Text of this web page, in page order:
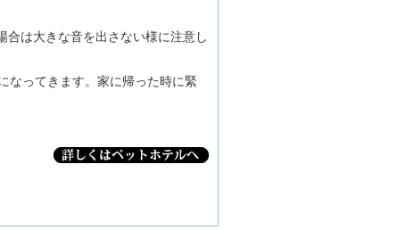
は大きな音を出さない様に注意し
なってきます。家に帰った時に緊